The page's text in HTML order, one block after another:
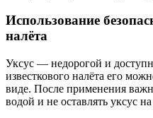
Использование
налёта
Уксус — недорогой и
известкового налёта его
виде. После применения
водой и не оставлять уксус